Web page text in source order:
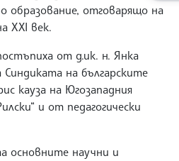
образование, отговарящо на
XXI век.
от д.ик. н. Янка
Синдиката на българските
кауза на Югозападния
и от педагогически
основните научни и